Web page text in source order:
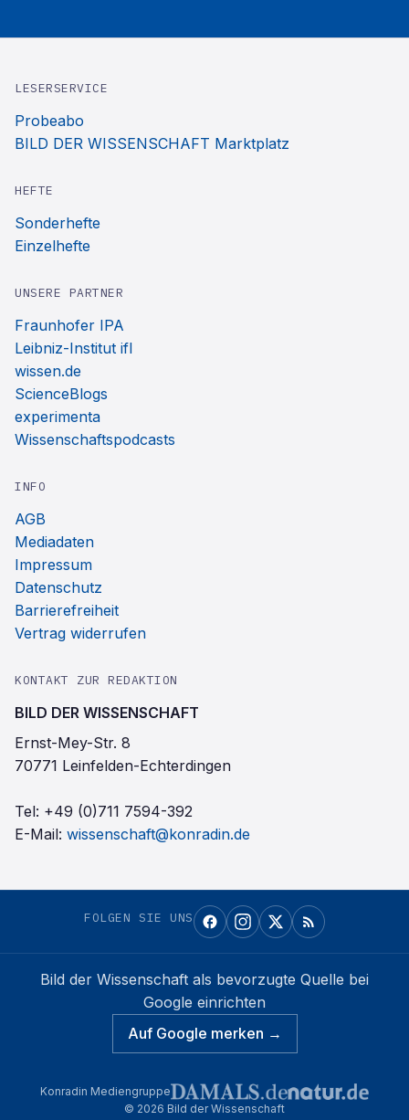
LESERSERVICE
Probeabo
BILD DER WISSENSCHAFT Marktplatz
HEFTE
Sonderhefte
Einzelhefte
UNSERE PARTNER
Fraunhofer IPA
Leibniz-Institut ifl
wissen.de
ScienceBlogs
experimenta
Wissenschaftspodcasts
INFO
AGB
Mediadaten
Impressum
Datenschutz
Barrierefreiheit
Vertrag widerrufen
KONTAKT ZUR REDAKTION
BILD DER WISSENSCHAFT
Ernst-Mey-Str. 8
70771 Leinfelden-Echterdingen
Tel: +49 (0)711 7594-392
E-Mail: wissenschaft@konradin.de
FOLGEN SIE UNS
Bild der Wissenschaft als bevorzugte Quelle bei
Google einrichten
Auf Google merken →
Konradin Mediengruppe
© 2026 Bild der Wissenschaft